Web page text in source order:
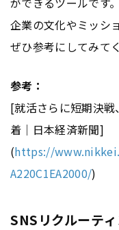
企業の文化やミッシ
ぜひ参考にしてみて
参考：
[就活さらに短期決
着｜日本経済新聞]
(https://
A220C1EA2000/)
SNSリクルーテ